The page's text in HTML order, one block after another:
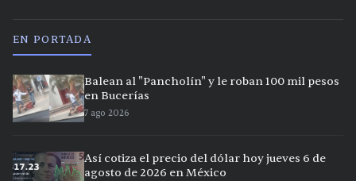
EN PORTADA
Balean al "Pancholín" y le roban 100 mil pesos
en Bucerías
7 ago 2026
Así cotiza el precio del dólar hoy jueves 6 de
agosto de 2026 en México